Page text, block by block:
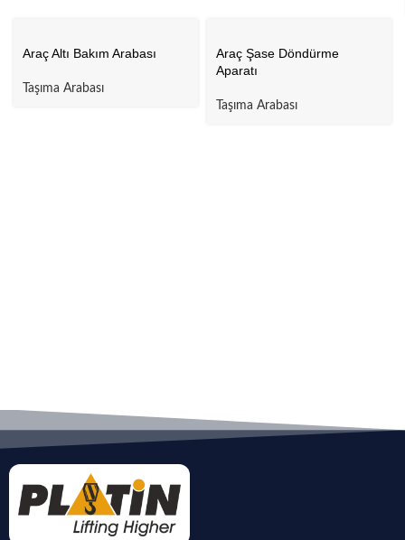
Araç Altı Bakım Arabası
Taşıma Arabası
Araç Şase Döndürme
Aparatı
Taşıma Arabası